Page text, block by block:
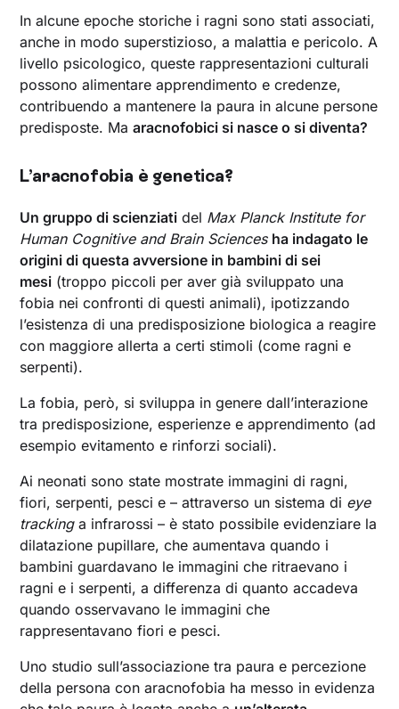
In alcune epoche storiche i ragni sono stati associati,
anche in modo superstizioso, a malattia e pericolo. A
livello psicologico, queste rappresentazioni culturali
possono alimentare apprendimento e credenze,
contribuendo a mantenere la paura in alcune persone
predisposte. Maaracnofobici si nasce o si diventa?
L’aracnofobia è genetica?
Un gruppo di scienziati del Max Planck Institute for
Human Cognitive and Brain Sciences ha indagato le
origini di questa avversione in bambini di sei
mesi (troppo piccoli per aver già sviluppato una
fobia nei confronti di questi animali), ipotizzando
l’esistenza di una predisposizione biologica a reagire
con maggiore allerta a certi stimoli (come ragni e
serpenti).
La fobia, però, si sviluppa in genere dall’interazione
tra predisposizione, esperienze e apprendimento (ad
esempio evitamento e rinforzi sociali).
Ai neonati sono state mostrate immagini di ragni,
fiori, serpenti, pesci e – attraverso un sistema di eye
trackinga infrarossi – è stato possibile evidenziare la
dilatazione pupillare, che aumentava quando i
bambini guardavano le immagini che ritraevano i
ragni e i serpenti, a differenza di quanto accadeva
quando osservavano le immagini che
rappresentavano fiori e pesci.
Uno studio sull’associazione tra paura e percezione
della persona con aracnofobia ha messo in evidenza